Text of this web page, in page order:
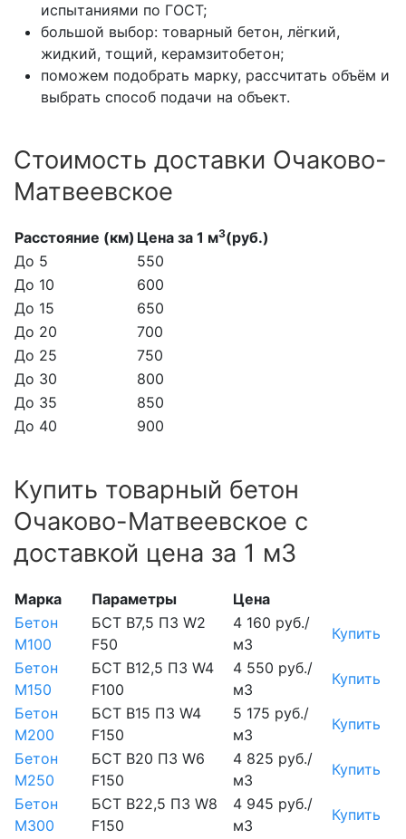
испытаниями по ГОСТ;
большой выбор: товарный бетон, лёгкий,
жидкий, тощий, керамзитобетон;
поможем подобрать марку, рассчитать объём и
выбрать способ подачи на объект.
Стоимость доставки Очаково-
Матвеевское
Расстояние (км) Цена за 1 м3(руб.)
До 5
550
До 10
600
До 15
650
До 20
700
До 25
750
До 30
800
До 35
850
До 40
900
Купить товарный бетон
Очаково-Матвеевское с
доставкой цена за 1 м3
Марка Параметры
Цена
Бетон
М100
БСТ В7,5 П3 W2
F50
4 160 руб./
м3
Купить
Бетон
М150
БСТ В12,5 П3 W4
F100
4 550 руб./
м3
Купить
Бетон
М200
БСТ В15 П3 W4
F150
5 175 руб./
м3
Купить
Бетон
М250
БСТ В20 П3 W6
F150
4 825 руб./
м3
Купить
Бетон
М300
БСТ В22,5 П3 W8
F150
4 945 руб./
м3
Купить